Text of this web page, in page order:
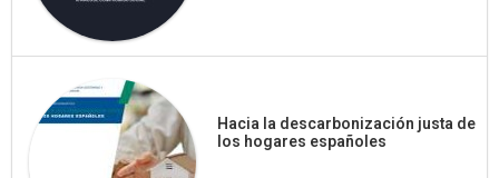
Hacia la descarbonización justa de
los hogares españoles